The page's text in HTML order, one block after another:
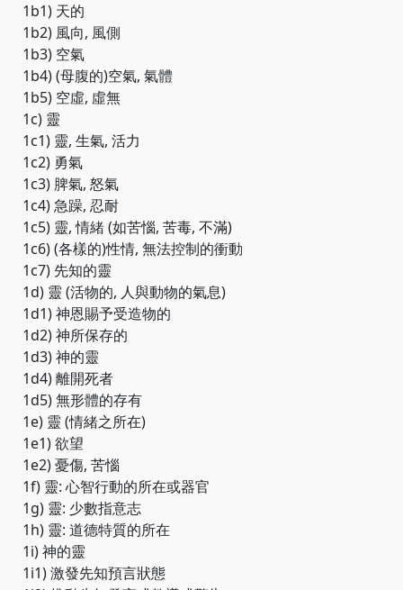
1b1) 天的
1b2) 風向, 風側
1b3) 空氣
1b4) (母腹的)空氣, 氣體
1b5) 空虛, 虛無
1c) 靈
1c1) 靈, 生氣, 活力
1c2) 勇氣
1c3) 脾氣, 怒氣
1c4) 急躁, 忍耐
1c5) 靈, 情緒 (如苦惱, 苦毒, 不滿)
1c6) (各樣的)性情, 無法控制的衝動
1c7) 先知的靈
1d) 靈 (活物的, 人與動物的氣息)
1d1) 神恩賜予受造物的
1d2) 神所保存的
1d3) 神的靈
1d4) 離開死者
1d5) 無形體的存有
1e) 靈 (情緒之所在)
1e1) 欲望
1e2) 憂傷, 苦惱
1f) 靈: 心智行動的所在或器官
1g) 靈: 少數指意志
1h) 靈: 道德特質的所在
1i) 神的靈
1i1) 激發先知預言狀態